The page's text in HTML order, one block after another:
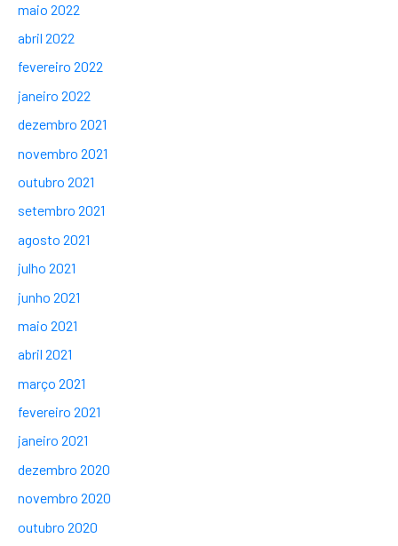
maio 2022
abril 2022
fevereiro 2022
janeiro 2022
dezembro 2021
novembro 2021
outubro 2021
setembro 2021
agosto 2021
julho 2021
junho 2021
maio 2021
abril 2021
março 2021
fevereiro 2021
janeiro 2021
dezembro 2020
novembro 2020
outubro 2020